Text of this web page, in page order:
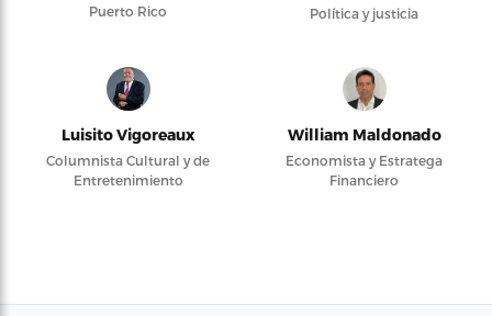
Puerto Rico
Política y justicia
Luisito Vigoreaux
Columnista Cultural y de
Entretenimiento
William Maldonado
Economista y Estratega
Financiero